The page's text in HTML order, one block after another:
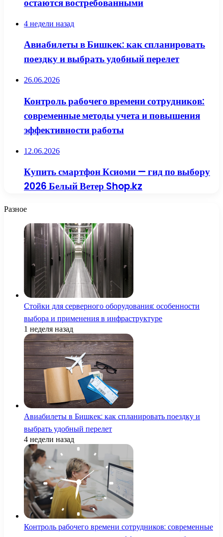
остаются востребованными
4 недели назад
Авиабилеты в Бишкек: как спланировать
поездку и выбрать удобный перелет
26.06.2026
Контроль рабочего времени сотрудников:
современные методы учета и повышения
эффективности работы
12.06.2026
Купить смартфон Ксиоми — гид по выбору
2026 Белый Ветер Shop.kz
Разное
Стойки для серверного оборудования: особенности
выбора и применения в инфраструктуре
1 неделя назад
Авиабилеты в Бишкек: как спланировать поездку и
выбрать удобный перелет
4 недели назад
Контроль рабочего времени сотрудников: современные